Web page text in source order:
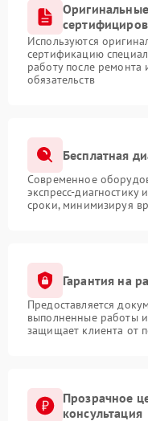
Используются
сертификацию
работу после
обязательств
Бесплатная
Современное
экспресс-диагностику
сроки, минимизируя
Гарантия на
Предоставляется
выполненные работы
защищает клиента от
Прозрачное
консультация